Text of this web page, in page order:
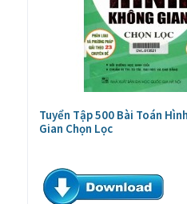
Tuyển Tập 500 Bài Toán
Gian Chọn Lọc